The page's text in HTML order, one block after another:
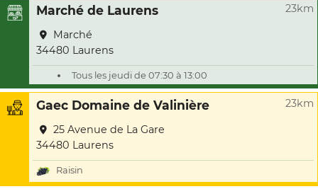
Marché de Laurens 23km
Marché
34480 Laurens
Tous les jeudi de 07:30 à 13:00
Gaec Domaine de Valinière 23km
25 Avenue de La Gare
34480 Laurens
Raisin